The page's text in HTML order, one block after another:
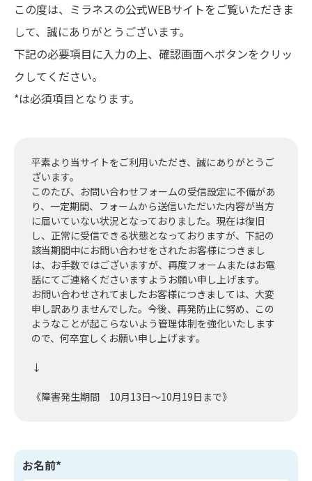
この度は、ミラネスの公式WEBサイトをご覧いただきま
して、誠にありがとうございます。
下記の必要項目に入力の上、確認画面へボタンをクリッ
クしてください。
*は必須項目となります。
平素より当サイトをご利用いただき、誠にありがとうご
ざいます。
このたび、お問い合わせフォームの受信設定に不備があ
り、一定期間、フォームから送信いただいた内容が当方
に届いていない状況となっておりました。現在は復旧
し、正常に受信できる状態となっておりますが、下記の
該当期間中にお問い合わせをされたお客様につきまし
は、お手数ではございますが、再度フォームまたはお電
話にてご連絡くださいますようお願い申し上げます。
お問い合わせされてましたお客様につきましては、大変
申し訳ありませんでした。今後、再発防止に努め、この
ようなことが起こらないよう管理体制を強化いたします
ので、何卒宜しくお願い申し上げます。
↓
《障害発生期間 10月13日～10月19日まで》
お名前*